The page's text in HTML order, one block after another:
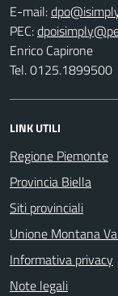
E-mail:
PEC:
Enrico Capirone
Tel. 0125.1899500
LINK UTILI
Regione Piemonte
Provincia Biella
Siti provinciali
Unione Montana
Informativa privacy
Note legali